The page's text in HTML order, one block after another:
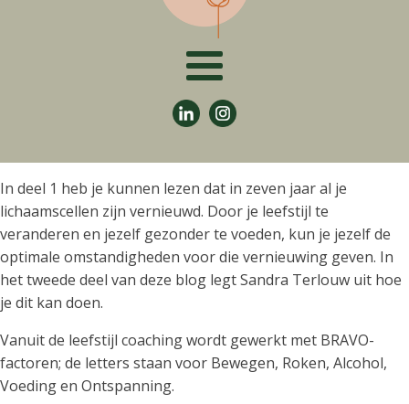
In deel 1 heb je kunnen lezen dat in zeven jaar al je
lichaamscellen zijn vernieuwd. Door je leefstijl te
veranderen en jezelf gezonder te voeden, kun je jezelf de
optimale omstandigheden voor die vernieuwing geven. In
het tweede deel van deze blog legt Sandra Terlouw uit hoe
je dit kan doen.
Vanuit de leefstijl coaching wordt gewerkt met BRAVO-
factoren; de letters staan voor Bewegen, Roken, Alcohol,
Voeding en Ontspanning.